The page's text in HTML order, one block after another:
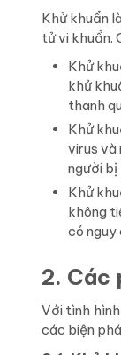
Khử khuẩn
tử vi khuẩn.
Khử
khử
thanh
Khử
virus và
người bị
Khử
không
có nguy
2. Các
Với tình
các biện